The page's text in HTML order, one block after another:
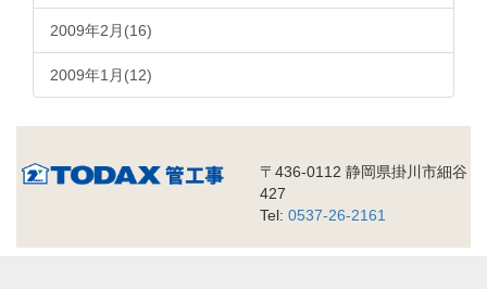
2009年2月(16)
2009年1月(12)
〒436-0112 静岡県掛川市細谷
427
Tel: 0537-26-2161